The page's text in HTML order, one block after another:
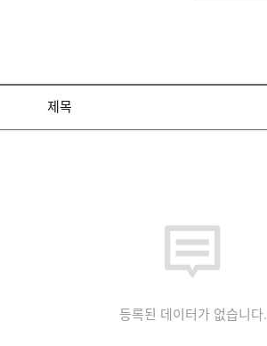
제목
등록된 데이터가 없습니다.